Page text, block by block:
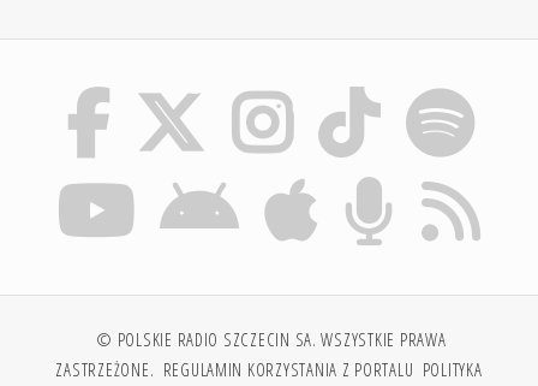
© POLSKIE RADIO SZCZECIN SA. WSZYSTKIE PRAWA
ZASTRZEŻONE. REGULAMIN KORZYSTANIA Z PORTALU POLITYKA